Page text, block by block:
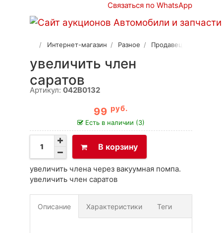
Связаться по WhatsApp
Интернет-магазин Разное Продавец 2
увеличить член
саратов
Артикул: 042B0132
99 руб.
Есть в наличии (3)
В корзину
увеличить члена через вакуумная помпа.
увеличить член саратов
Описание Характеристики Теги